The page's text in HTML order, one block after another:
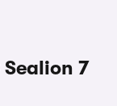
Sealion 7